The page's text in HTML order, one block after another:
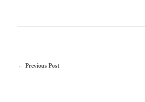
Previous Post